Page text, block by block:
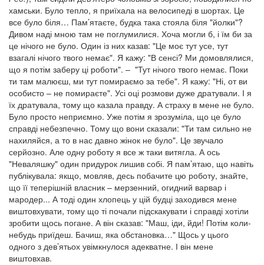
хамськи. Було тепло, я приїхала на велосипеді в шортах. Це
все було біля… Пам’ятаєте, будка така стояла біля "йолки"?
Дивом наді мною там не поглумилися. Хоча могли б, і їм би за
це нічого не було. Один із них казав: "Це моє тут усе, тут
взагалі нічого твого немає". Я кажу: "В сенсі? Ми домовлялися,
що я потім заберу ці роботи". – "Тут нічого твого немає. Поки
ти там малюєш, ми тут помираємо за тебе". Я кажу: "Ні, от ви
особисто – не помираєте". Усі оці розмови дуже дратували. І я
їх дратувала, тому що казала правду. А страху в мене не було.
Було просто неприємно. Уже потім я зрозуміла, що це було
справді небезпечно. Тому що вони сказали: "Ти там сильно не
нахиляйся, а то в нас давно жінок не було". Це звучало
серйозно. Але одну роботу я все ж таки витягла. А ось
"Неваляшку" один придурок лишив собі. Я пам’ятаю, що навіть
публікувала: якщо, мовляв, десь побачите цю роботу, знайте,
що її теперішній власник – мерзенний, огидний варвар і
мародер... А тоді один хлопець у цій будці заходився мене
виштовхувати, тому що ті почали підскакувати і справді хотіли
зробити щось погане. А він сказав: "Маш, іди, йди! Потім коли-
небудь приїдеш. Бачиш, яка обстановка…" Щось у цього
одного з дев’ятьох увімкнулося адекватне. І він мене
виштовхав.